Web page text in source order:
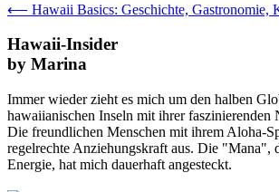
⟵ Hawaii Basics: Geschichte, Gastronomie,
Hawaii-Insider
by Marina
Immer wieder zieht es mich um den halben
hawaiianischen Inseln mit ihrer faszinierenden
Die freundlichen Menschen mit ihrem Aloha-
regelrechte Anziehungskraft aus. Die "Mana",
Energie, hat mich dauerhaft angesteckt.